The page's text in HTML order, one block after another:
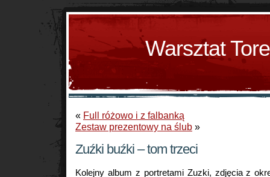
Warsztat
« Full różowo i z falbanką
Zestaw prezentowy na ślub »
Zuźki buźki – tom trzeci
Kolejny album z portretami Zuzki, zdjęcia z